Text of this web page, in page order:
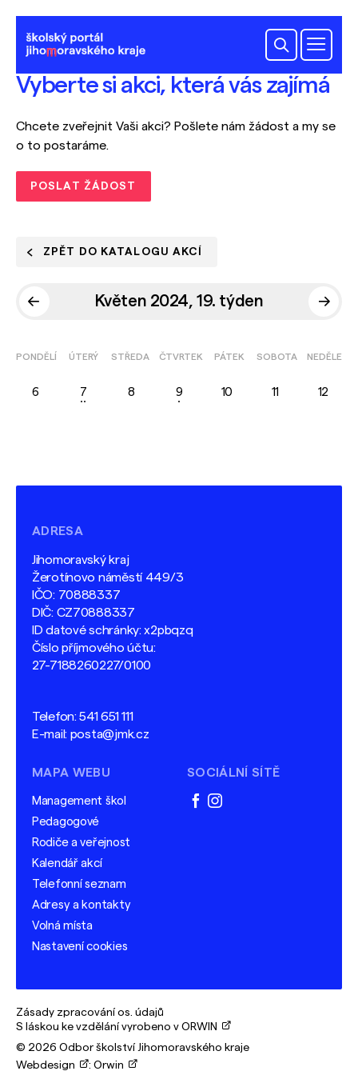
Vyberte si akci, která vás zajímá
Chcete zveřejnit Vaši akci? Pošlete nám žádost a my se
o to postaráme.
POSLAT ŽÁDOST
ZPĚT DO KATALOGU AKCÍ
Květen 2024, 19. týden
PONDĚLÍ ÚTERÝ STŘEDA ČTVRTEK PÁTEK SOBOTA NEDĚLE
6 7 8 9 10 11 12
ADRESA
Jihomoravský kraj
Žerotínovo náměstí 449/3
IČO: 70888337
DIČ: CZ70888337
ID datové schránky: x2pbqzq
Číslo příjmového účtu:
27-7188260227/0100
Telefon:541 651 111
E-mail: posta@jmk.cz
MAPA WEBU
Management škol
Pedagogové
Rodiče a veřejnost
Kalendář akcí
Telefonní seznam
Adresy a kontakty
Volná místa
Nastavení cookies
SOCIÁLNÍ SÍTĚ
facebook
instagram
Zásady zpracování os. údajů
S láskou ke vzdělání vyrobeno v ORWIN
© 2026 Odbor školství Jihomoravského kraje
Webdesign
: Orwin